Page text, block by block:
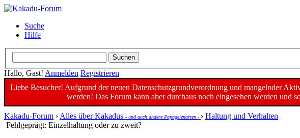
Suche
Hilfe
Hallo, Gast! Anmelden Registrieren
Liebe Besucher! Aufgrund der neuen Datenschutzgrundverordnung und mangelnder
werden! Das Forum kann aber durchaus noch eingesehen werden
Kakadu-Forum › Alles über Kakadus - und auch andere Papageienarten - › Haltung und Verhalten
Fehlgeprägt: Einzelhaltung oder zu zweit?